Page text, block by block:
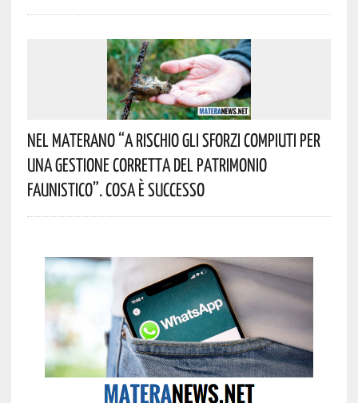
Nel Materano “a Rischio Gli Sforzi Compiuti Per
Una Gestione Corretta Del Patrimonio
Faunistico”. Cosa È Successo